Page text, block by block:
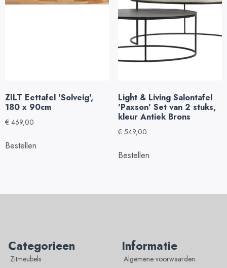
ZILT Eettafel 'Solveig',
180 x 90cm
€ 469,00
Bestellen
Light & Living Salontafel
'Paxson' Set van 2 stuks,
kleur Antiek Brons
€ 549,00
Bestellen
Categorieen
Zitmeubels
Informatie
Algemene voorwaarden